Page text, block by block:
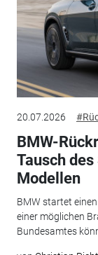
20.07.2026
BMW-
Tausch
Modellen
BMW startet
einer möglichen
Bundesamtes